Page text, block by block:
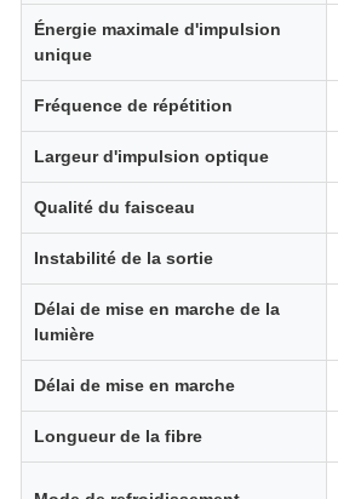
Énergie maximale d'impulsion
unique
Fréquence de répétition
Largeur d'impulsion optique
Qualité du faisceau
Instabilité de la sortie
Délai de mise en marche de la
lumière
Délai de mise en marche
Longueur de la fibre